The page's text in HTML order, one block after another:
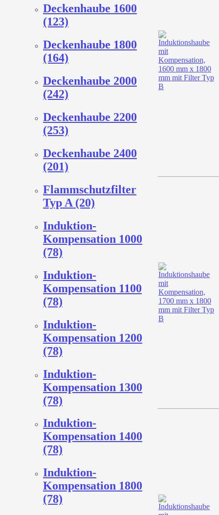
Deckenhaube 1600
(123)
Deckenhaube 1800
(164)
Deckenhaube 2000
(242)
Deckenhaube 2200
(253)
Deckenhaube 2400
(201)
Flammschutzfilter
Typ A (20)
Induktion-
Kompensation 1000
(78)
Induktion-
Kompensation 1100
(78)
Induktion-
Kompensation 1200
(78)
Induktion-
Kompensation 1300
(78)
Induktion-
Kompensation 1400
(78)
Induktion-
Kompensation 1800
(78)